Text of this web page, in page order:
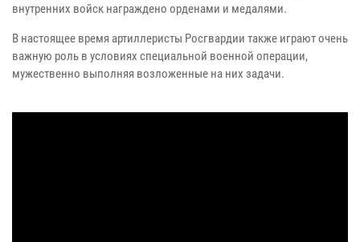
внутренних войск награждено орденами и медалями.
В настоящее время артиллеристы Росгвардии также играют очень
важную роль в условиях специальной военной операции,
мужественно выполняя возложенные на них задачи.